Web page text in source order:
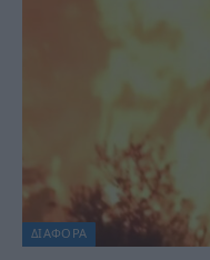
ΔΙΆΦΟΡΑ